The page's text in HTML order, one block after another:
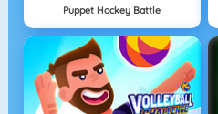
Puppet Hockey Battle